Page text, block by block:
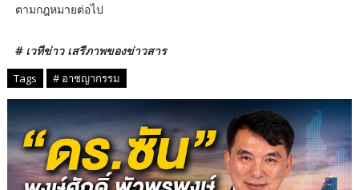
ตามกฎหมายต่อไป
# เวทีข่าว เสรีภาพของข่าวสาร
Tags # อาชญากรรม